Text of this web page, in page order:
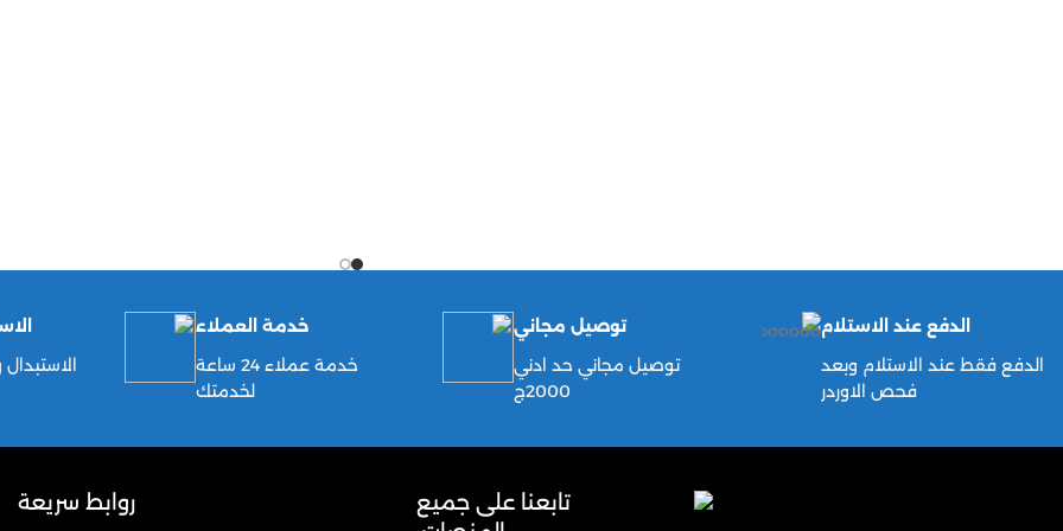
الدفع عند الاستلام
الدفع فقط عند الاستلام وبعد
فحص الاوردر
توصيل مجاني
توصيل مجاني حد ادني
2000ج
خدمة العملاء
خدمة عملاء 24 ساعة
لخدمتك
تابعنا على جميع
روابط سريعة